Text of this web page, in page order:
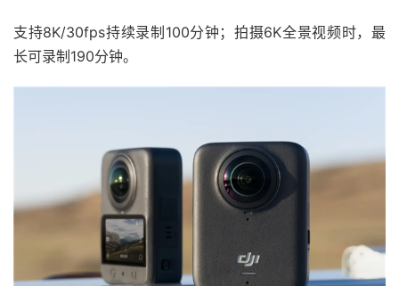
支持8K/30fps持续录制100分钟；拍摄6K全景视频时，最
长可录制190分钟。